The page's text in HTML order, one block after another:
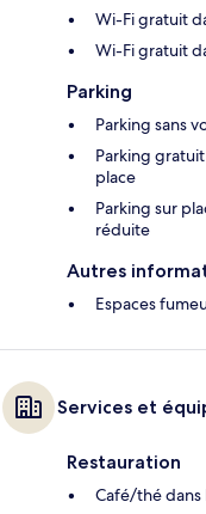
Wi-Fi gratuit
Wi-Fi gratuit
Parking
Parking sans
Parking
place
Parking sur
réduite
Autres
Espaces
Services et
Restauration
Café/thé dans